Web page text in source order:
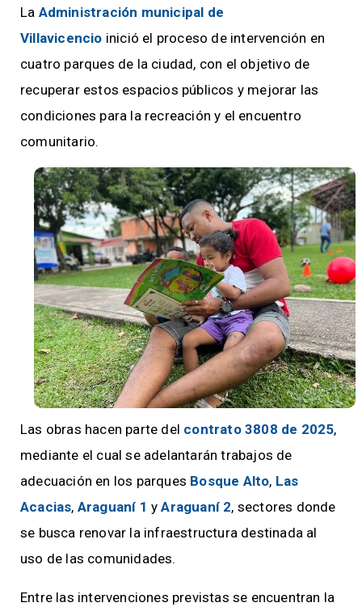
La Administración municipal de
Villavicencio inició el proceso de intervención en
cuatro parques de la ciudad, con el objetivo de
recuperar estos espacios públicos y mejorar las
condiciones para la recreación y el encuentro
comunitario.
Las obras hacen parte del contrato 3808 de 2025,
mediante el cual se adelantarán trabajos de
adecuación en los parques Bosque Alto, Las
Acacias, Araguaní 1 yAraguaní 2, sectores donde
se busca renovar la infraestructura destinada al
uso de las comunidades.
Entre las intervenciones previstas se encuentran la